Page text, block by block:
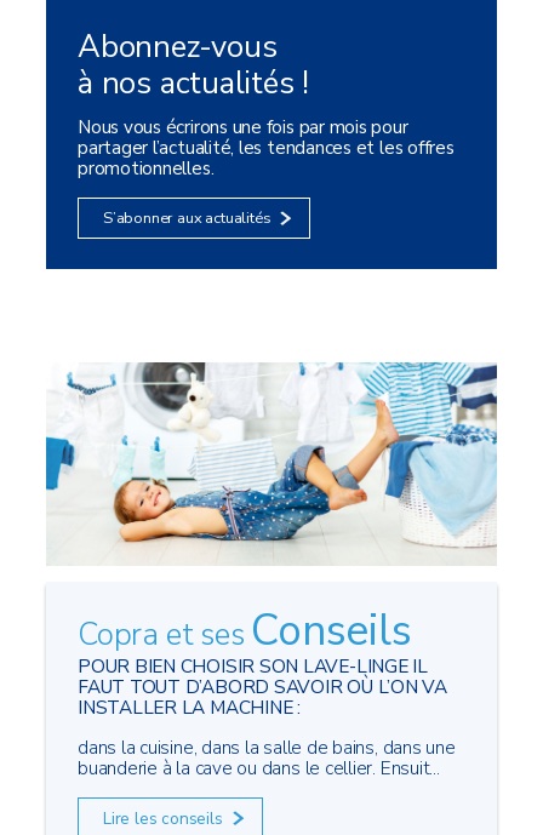
Abonnez-vous
à nos actualités !
Nous vous écrirons une fois par mois pour
partager l’actualité, les tendances et les offres
promotionnelles.
S’abonner aux actualités
Copra et ses Conseils
POUR BIEN CHOISIR SON LAVE-LINGE IL
FAUT TOUT D’ABORD SAVOIR OÙ L’ON VA
INSTALLER LA MACHINE :
dans la cuisine, dans la salle de bains, dans une
buanderie à la cave ou dans le cellier. Ensuit...
Lire les conseils